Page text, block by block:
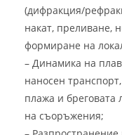
(дифракция/
накат, преливане,
формиране на
– Динамика на
наносен
плажа и
на съоръжения;